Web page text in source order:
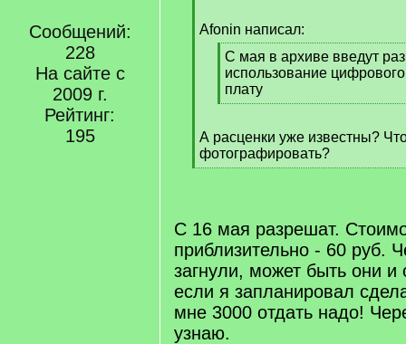
Сообщений:
228
На сайте с
2009 г.
Рейтинг:
195
]
Afonin написал:
[
q
]
С мая в архиве введут
использование
плату
[
q
]
А расценки уже известны?
фотографировать?
[
C 16 мая разрешат.
приблизительно - 60 руб.
загнули, может быть они
если я запланировал
мне 3000 отдать надо!
узнаю.